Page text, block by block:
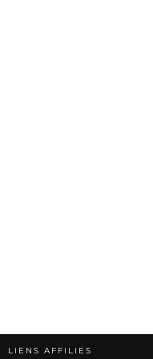
LIENS AFFILIES